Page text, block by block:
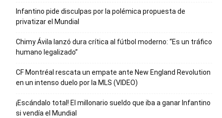
Infantino pide disculpas por la polémica propuesta de
privatizar el Mundial
Chimy Ávila lanzó dura crítica al fútbol moderno: “Es un tráfico
humano legalizado”
CF Montréal rescata un empate ante New England Revolution
en un intenso duelo por la MLS (VIDEO)
¡Escándalo total! El millonario sueldo que iba a ganar Infantino
si vendía el Mundial